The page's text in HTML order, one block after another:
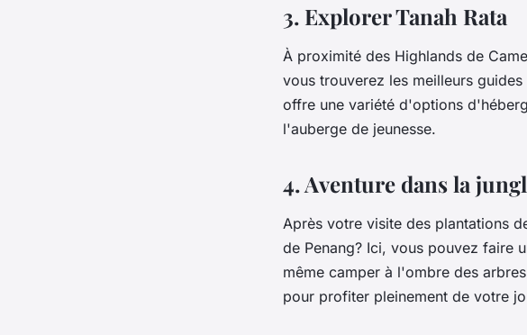
3. Explorer Tanah Rata
À proximité des Highlands de
vous trouverez les meilleurs
offre une variété d'options
l'auberge de jeunesse.
4. Aventure dans la
Après votre visite des plantations
de Penang? Ici, vous pouvez faire
même camper à l'ombre des
pour profiter pleinement de votre